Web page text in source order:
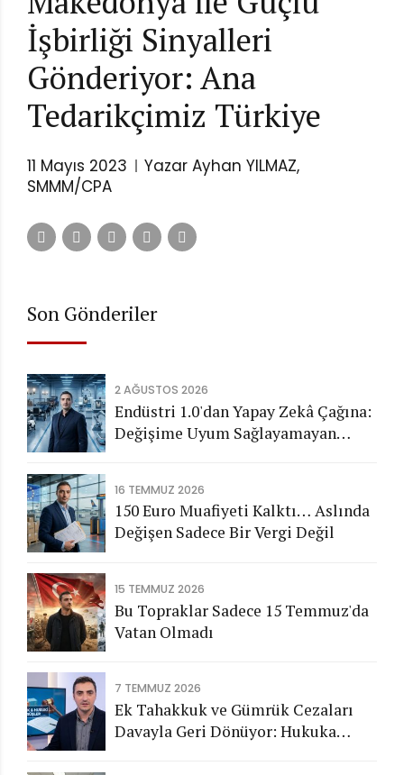
İşbirliği Sinyalleri
Gönderiyor: Ana
Tedarikçimiz Türkiye
11 Mayıs 2023
Yazar Ayhan YILMAZ,
SMMM/CPA
Son Gönderiler
2 AĞUSTOS 2026
Endüstri 1.0'dan Yapay Zekâ Çağına:
Değişime Uyum Sağlayamayan
16 TEMMUZ 2026
150 Euro Muafiyeti Kalktı… Aslında
Değişen Sadece Bir Vergi Değil
15 TEMMUZ 2026
Bu Topraklar Sadece 15 Temmuz'da
Vatan Olmadı
7 TEMMUZ 2026
Ek Tahakkuk ve Gümrük Cezaları
Davayla Geri Dönüyor: Hukuka